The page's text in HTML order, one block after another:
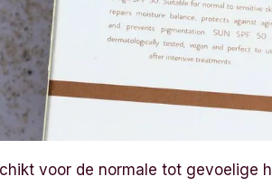
voor de normale tot gevoelige